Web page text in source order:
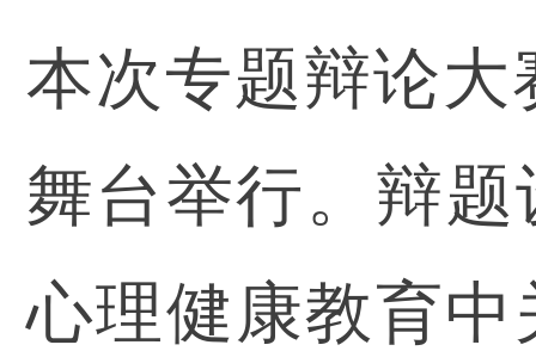
本次专题辩论大
舞台举行。辩
心理健康教育